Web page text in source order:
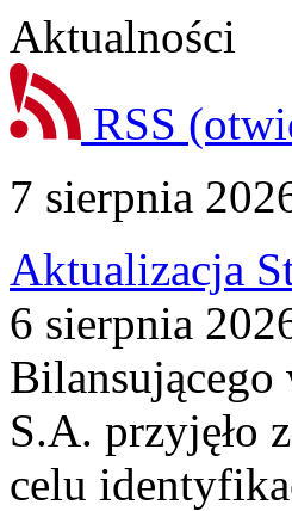
Aktualności
RSS
7 sierpnia
Aktualizacja
6 sierpnia
Bilansującego
S.A. przyjęło
celu